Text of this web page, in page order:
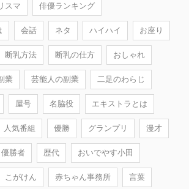
スマ 俳優ランキング
会話 ネタ ハイハイ お座り
断乳方法 断乳の仕方 おしゃれ
業 芸能人の副業 二足のわらじ
屋号 名脇役 エキストラとは
人気番組 優勝 グランプリ 漫才
優勝者 歴代 おいでやす小田
こがけん 赤ちゃん事務所 言葉